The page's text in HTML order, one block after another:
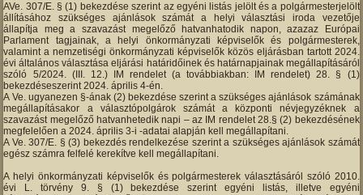
AVe. 307/E. § (1) bekezdése szerint az egyéni listás jelölt és a polgármesterjelölt
állításához szükséges ajánlások számát a helyi választási iroda vezetője
állapítja meg a szavazást megelőző hatvanhatodik napon, azazaz Európai
Parlament tagjainak, a helyi önkormányzati képviselők és polgármesterek,
valamint a nemzetiségi önkormányzati képviselők közös eljárásban tartott 2024.
évi általános választása eljárási határidőinek és határnapjainak megállapításáról
szóló 5/2024. (III. 12.) IM rendelet (a továbbiakban: IM rendelet) 28. § (1)
bekezdéseszerint 2024. április 4-én.
A Ve. ugyanezen §-ának (2) bekezdése szerint a szükséges ajánlások számának
megállapításakor a választópolgárok számát a központi névjegyzéknek a
szavazást megelőző hatvanhetedik napi – az IM rendelet 28.§ (2) bekezdésének
megfelelően a 2024. április 3-i -adatai alapján kell megállapítani.
A Ve. 307/E. § (3) bekezdés rendelkezése szerint a szükséges ajánlások számát
egész számra felfelé kerekítve kell megállapítani.
A helyi önkormányzati képviselők és polgármesterek választásáról szóló 2010.
évi L. törvény 9. § (1) bekezdése szerint egyéni listás, illetve egyéni